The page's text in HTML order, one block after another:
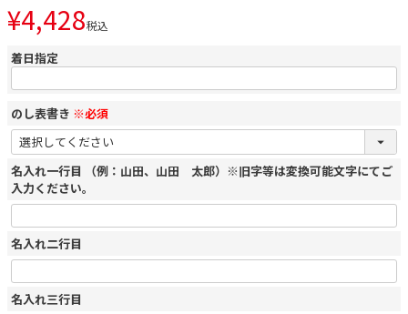
¥4,428税込
着日指定
のし表書き ※必須
名入れ一行目 （例：山田、山田 太郎）※旧字等は変換可能文字にてご
入力ください。
名入れ二行目
名入れ三行目